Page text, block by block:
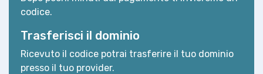
codice.
Trasferisci il dominio
Ricevuto il codice potrai trasferire il tuo dominio
presso il tuo provider.